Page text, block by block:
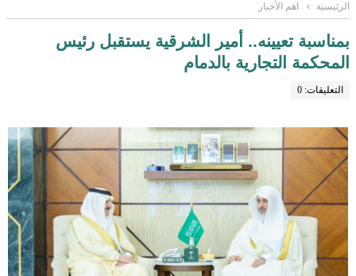
الرئيسية › اهم الأخبار
بمناسبة تعيينه.. أمير الشرقية يستقبل رئيس
المحكمة التجارية بالدمام
التعليقات: 0